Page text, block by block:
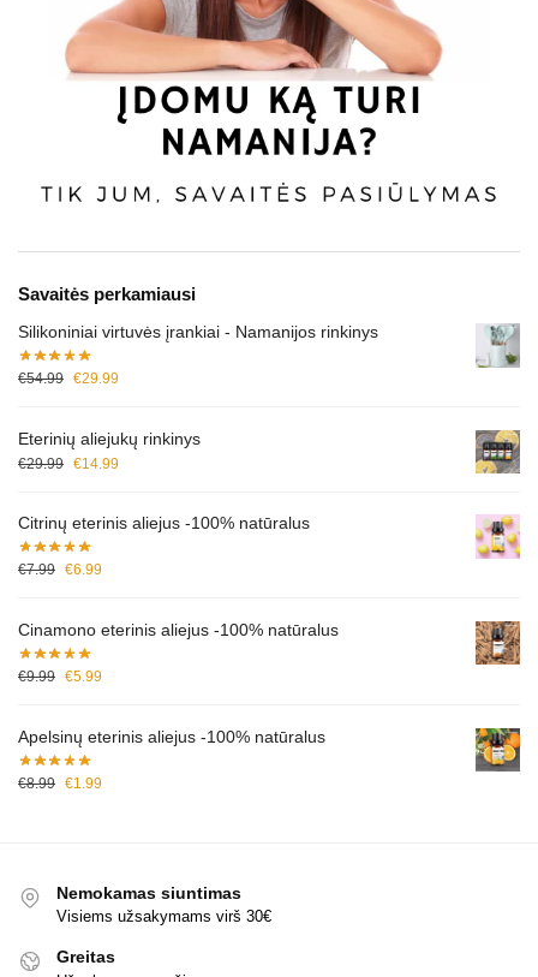
Savaitės perkamiausi
Silikoniniai virtuvės įrankiai - Namanijos rinkinys
€54.99 €29.99
Eterinių aliejukų rinkinys
€29.99 €14.99
Citrinų eterinis aliejus -100% natūralus
€7.99 €6.99
Cinamono eterinis aliejus -100% natūralus
€9.99 €5.99
Apelsinų eterinis aliejus -100% natūralus
€8.99 €1.99
Nemokamas siuntimas
Visiems užsakymams virš 30€
Greitas